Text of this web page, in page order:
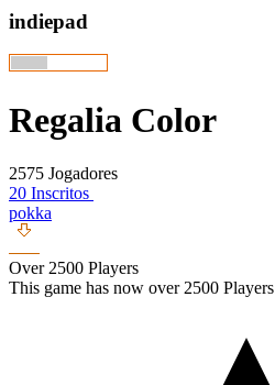
indiepad
Regalia Color
2575 Jogadores
20 Inscritos
pokka
Over 2500 Players
This game has now over 2500 Players